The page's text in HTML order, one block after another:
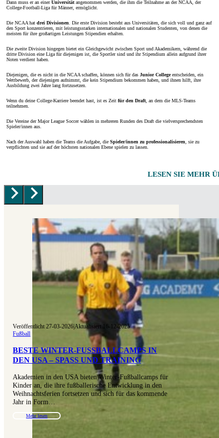
Dann muss er an einerUniversität angenommen werden, die ihm die Teilnahme an der NCAA, der
College-Football-Liga für Männer, ermöglicht.
Die NCAA hat drei Divisionen . Die erste Division besteht aus Universitäten, die sich voll und ganz auf
den Sport konzentrieren, mit leistungsstarken internationalen und nationalen Studenten, von denen die
meisten für ihre großartigen Leistungen Stipendien erhalten.
Die zweite Division hingegen bietet ein Gleichgewicht zwischen Sport und Akademikern, während die
dritte Division eine Liga für diejenigen ist, die Sportler sind und ihr Stipendium allein aufgrund ihrer
Noten verdient haben.
Diejenigen, die es nicht in die NCAA schaffen, können sich für das Junior Collegeentscheiden, ein
Wettbewerb, der diejenigen aufnimmt, die kein Stipendium bekommen haben, und ihnen hilft, ihre
Ausbildung zwei Jahre lang fortzusetzen.
Wenn du deine College-Karriere beendet hast, ist es Zeit für den Draft , an dem die MLS-Teams
teilnehmen.
Die Vereine der Major League Soccer wählen in mehreren Runden des Draft die vielversprechendsten
Spieler/innen aus.
Nach der Auswahl haben die Teams die Aufgabe, die Spieler/innen zu professionalisieren , sie zu
verpflichten und sie auf der höchsten nationalen Ebene spielen zu lassen.
LESEN SIE MEHR
Veröffentlicht 27-03-2026|Aktualisiert 16-12-2025
Fußball
BESTE WINTER-FUSSBALLCAMPS IN D
EN USA – SPASS UND TRAINING
Akademien in den USA bieten Winter-Fußballcamps für
Kinder an, die ihre fußballerische Entwicklung in den
Weihnachtsferien fortsetzen und sich für das kommende
Jahr in Form…
Mehr lesen